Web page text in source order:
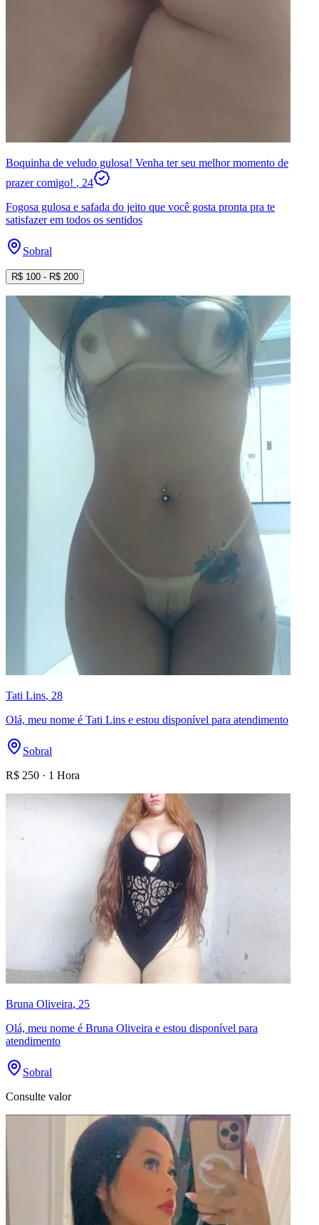
Boquinha de veludo gulosa! Venha ter seu melhor momento de
prazer comigo! , 24
Fogosa gulosa e safada do jeito que você gosta pronta pra te
satisfazer em todos os sentidos
Sobral
R$ 100 - R$ 200
Tati Lins, 28
Olá, meu nome é Tati Lins e estou disponível para atendimento
Sobral
R$ 250 · 1 Hora
Bruna Oliveira, 25
Olá, meu nome é Bruna Oliveira e estou disponível para
atendimento
Sobral
Consulte valor